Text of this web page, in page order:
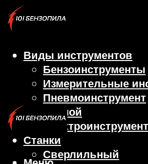
Виды инструментов
Бензоинструменты
Измерительные
Пневмоинструмент
Ручной
Станки
Сверлильный